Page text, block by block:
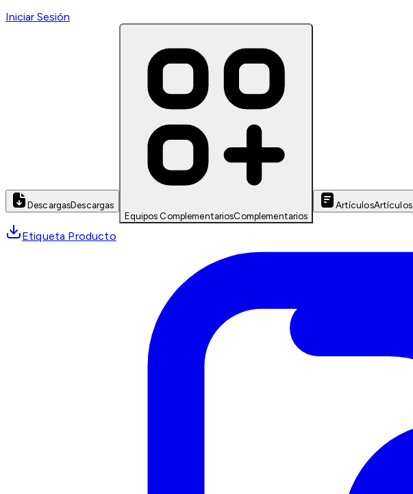
Iniciar Sesión
DescargasDescargas
Equipos ComplementariosComplementarios
ArtículosArtículos
Etiqueta Producto